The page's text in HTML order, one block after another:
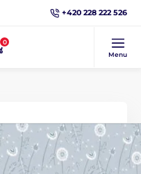
+420 228 222 526
0
Menu